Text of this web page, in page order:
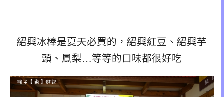
紹興冰棒是夏天必買的，紹興紅豆、紹興芋
頭、鳳梨…等等的口味都很好吃